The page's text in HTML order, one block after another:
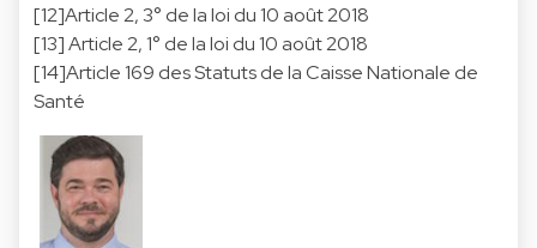
[12]Article 2, 3° de la loi du 10 août 2018
[13] Article 2, 1° de la loi du 10 août 2018
[14]Article 169 des Statuts de la Caisse Nationale de
Santé